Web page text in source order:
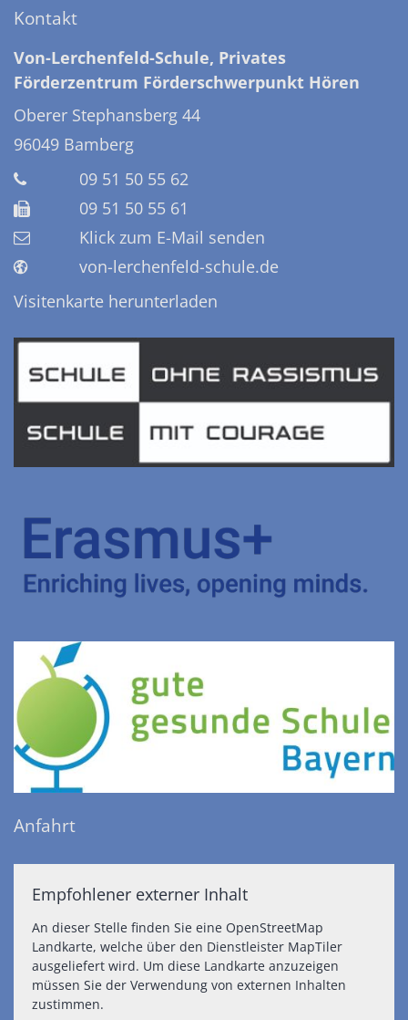
Kontakt
Von-Lerchenfeld-Schule, Privates
Förderzentrum Förderschwerpunkt Hören
Oberer Stephansberg 44
96049 Bamberg
09 51 50 55 62
09 51 50 55 61
Klick zum E-Mail senden
von-lerchenfeld-schule.de
Visitenkarte herunterladen
Anfahrt
Empfohlener externer Inhalt
An dieser Stelle finden Sie eine OpenStreetMap
Landkarte, welche über den Dienstleister MapTiler
ausgeliefert wird. Um diese Landkarte anzuzeigen
müssen Sie der Verwendung von externen Inhalten
zustimmen.